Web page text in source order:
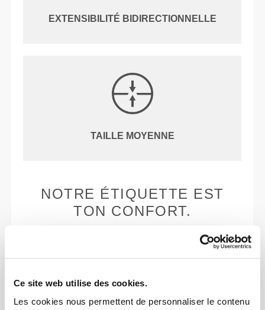
Ce site web utilise des cookies.
Les cookies nous permettent de personnaliser le contenu
EXTENSIBILITÉ BIDIRECTIONNELLE
TAILLE MOYENNE
NOTRE ÉTIQUETTE EST
TON CONFORT.